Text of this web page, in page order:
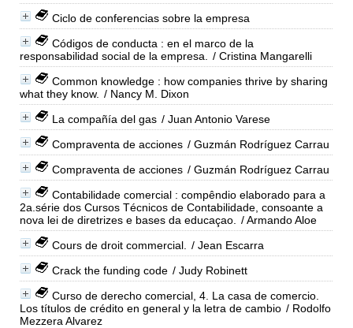
Ciclo de conferencias sobre la empresa
Códigos de conducta : en el marco de la
responsabilidad social de la empresa.
/ Cristina Mangarelli
Common knowledge : how companies thrive by sharing
what they know. / Nancy M. Dixon
La compañía del gas / Juan Antonio Varese
Compraventa de acciones / Guzmán Rodríguez Carrau
Compraventa de acciones / Guzmán Rodríguez Carrau
Contabilidade comercial : compêndio elaborado para a
2a.série dos Cursos Técnicos de Contabilidade, consoante a
nova lei de diretrizes e bases da educaçao.
/ Armando Aloe
Cours de droit commercial.
/ Jean Escarra
Crack the funding code / Judy Robinett
Curso de derecho comercial, 4. La casa de comercio.
Los títulos de crédito en general y la letra de cambio / Rodolfo
Mezzera Alvarez